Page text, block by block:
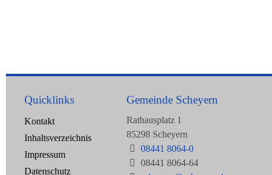
Quicklinks
Kontakt
Inhaltsverzeichnis
Impressum
Datenschutz
Gemeinde Scheyern
Rathausplatz 1
85298 Scheyern
08441 8064-0
08441 8064-64